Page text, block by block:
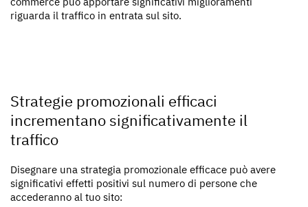
riguarda il traffico in entrata sul sito.
Strategie promozionali efficaci
incrementano significativamente il
traffico
Disegnare una strategia promozionale efficace può avere
significativi effetti positivi sul numero di persone che
accederanno al tuo sito: